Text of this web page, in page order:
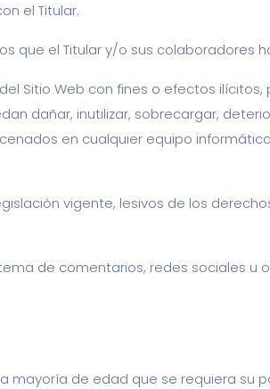
el Titular.
que el Titular y/o sus colaboradores
Sitio Web con fines o efectos ilícitos,
dañar, inutilizar, sobrecargar,
en cualquier equipo
vigente, lesivos de los
de comentarios, redes sociales
de edad que se requiera su